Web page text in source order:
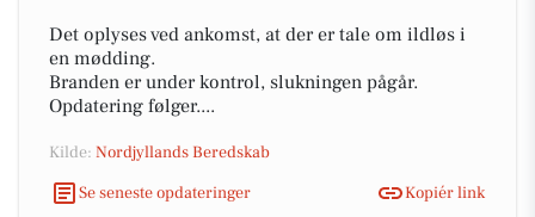
Det oplyses ved ankomst, at der er tale om ildløs i
en mødding.
Branden er under kontrol, slukningen pågår.
Opdatering følger....
Kilde: Nordjyllands Beredskab
Se seneste opdateringer
Kopiér link